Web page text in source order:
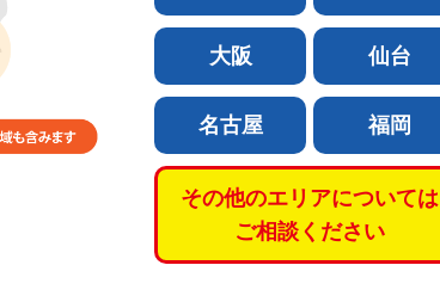
大阪 仙台
名古屋 福岡
その他のエリアについては
ご相談ください